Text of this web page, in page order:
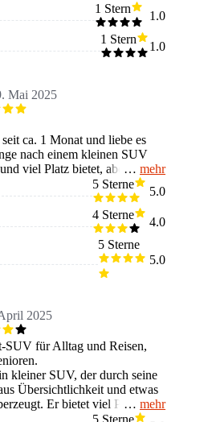
1 Stern
1.0
1 Stern
1.0
Mai 2025
ca. 1 Monat und liebe es
nach einem kleinen SUV
viel Platz bietet, aber nicht
Design und Komfort waren
das Preisleistungsverhältnis.
bin ich auf den Kamiq
zu einem anderen Mini
kann aber im Preis-
punkten. Skoda bietet kleine
den Regenschirm in der
mehr
5 Sterne
5.0
4 Sterne
4.0
5 Sterne
5.0
2025
für Alltag und Reisen,
kleiner SUV, der durch seine
Übersichtlichkeit und etwas
Er bietet viel Platz trotz
und fühlt sich im Stadtverkehr
mehr